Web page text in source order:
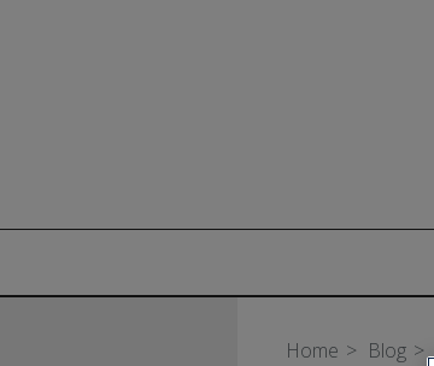
Home Blog